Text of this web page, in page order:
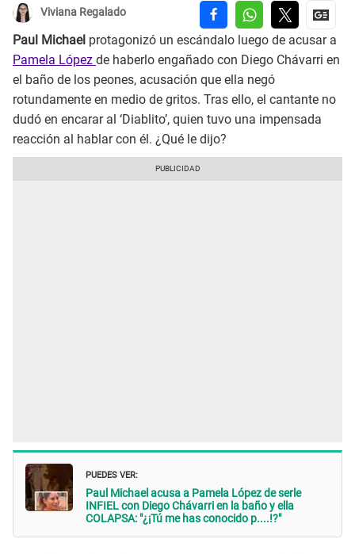
Viviana Regalado
Paul Michael protagonizó un escándalo luego de acusar a
Pamela López de haberlo engañado con Diego Chávarri en
el baño de los peones, acusación que ella negó
rotundamente en medio de gritos. Tras ello, el cantante no
dudó en encarar al ‘Diablito’, quien tuvo una impensada
reacción al hablar con él. ¿Qué le dijo?
PUEDES VER:
Paul Michael acusa a Pamela López de serle
INFIEL con Diego Chávarri en la baño y ella
COLAPSA: "¿¡Tú me has conocido p....!?"